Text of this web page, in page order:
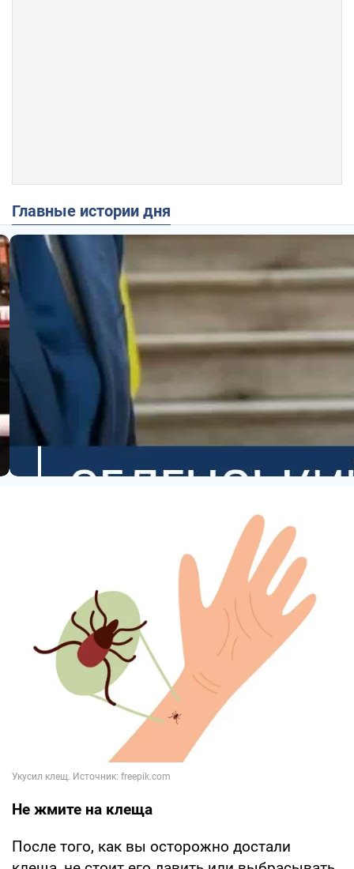
Главные истории дня
Не жмите на клеща
После того, как вы осторожно достали